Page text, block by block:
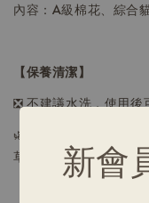
新會
內容：A級棉花、綜合
【保養清潔】
❎ 不建議水洗，使用
🌿
若味道變淡，可將
草香氣